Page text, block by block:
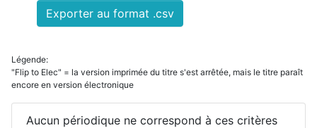
Exporter au format .csv
Légende:
"Flip to Elec" = la version imprimée du titre s'est arrêtée, mais le titre paraît
encore en version électronique
Aucun périodique ne correspond à ces critères